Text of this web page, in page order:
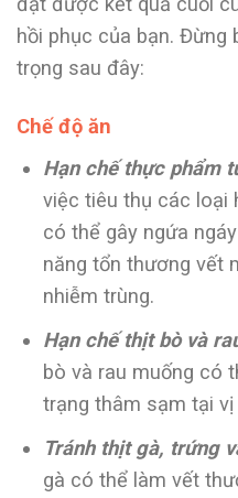
hồi phục của bạn. Đừng
trọng sau đây:
Chế độ ăn
Hạn chế thực phẩm
việc tiêu thụ các loại
có thể gây ngứa
năng tổn thương vết
nhiễm trùng.
Hạn chế thịt bò và
bò và rau muống có
trạng thâm sạm tại
Tránh thịt gà, trứng
gà có thể làm vết